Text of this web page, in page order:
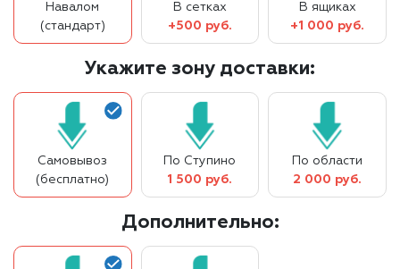
Навалом
(стандарт)
В сетках
+500 руб.
В ящиках
+1 000 руб.
Укажите зону доставки:
Самовывоз
(бесплатно)
По Ступино
1 500 руб.
По области
2 000 руб.
Дополнительно: